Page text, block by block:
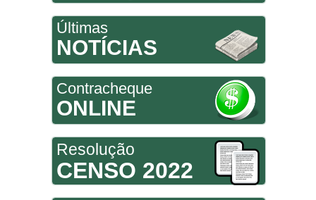
Últimas
NOTÍCIAS
Contracheque
ONLINE
Resolução
CENSO 2022